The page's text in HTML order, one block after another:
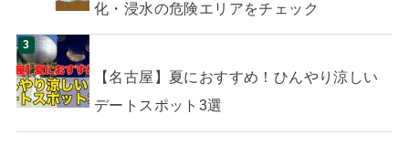
化・浸水の危険エリアをチェック
【名古屋】夏におすすめ！ひんやり涼しい
デートスポット3選